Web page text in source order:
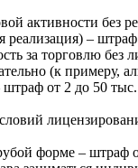
активности без
реализация) –
за торговлю без
(к примеру,
от 2 до 50
форме – штраф